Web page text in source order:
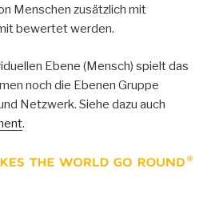
Menschen zusätzlich mit
bewertet werden.
Ebene (Mensch) spielt das
noch die Ebenen Gruppe
Netzwerk. Siehe dazu auch
.